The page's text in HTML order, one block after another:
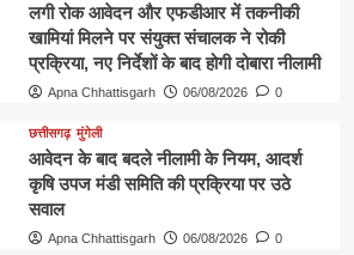
लगी रोक आवेदन और एफडीआर में तकनीकी
खामियां मिलने पर संयुक्त संचालक ने रोकी
प्रक्रिया, नए निर्देशों के बाद होगी दोबारा नीलामी
Apna Chhattisgarh 06/08/2026 0
छत्तीसगढ़ मुंगेली
आवेदन के बाद बदले नीलामी के नियम, आदर्श
कृषि उपज मंडी समिति की प्रक्रिया पर उठे
सवाल
Apna Chhattisgarh 06/08/2026 0